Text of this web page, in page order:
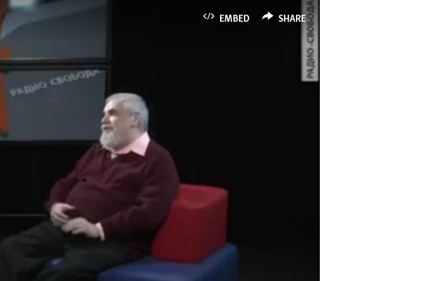
EMBED SHARE
available